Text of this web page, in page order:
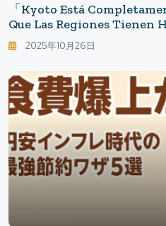
「Kyoto Está
Que Las Regiones Tienen
— La Ciudad Que Perdió A
Y Las Razones Por Las Que
Alojamientos Que Los
Tiempo Libre Que
2025年10月26日